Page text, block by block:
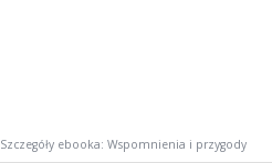
Szczegóły ebooka: Wspomnienia i przygody